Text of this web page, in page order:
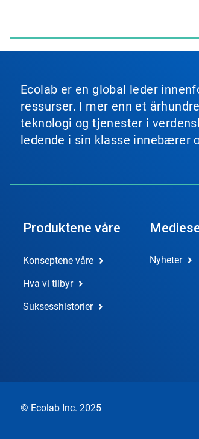
Ecolab er en global leder
ressurser. I mer enn et
teknologi og tjenester i
ledende i sin klasse innebærer
Produktene våre
Konseptene våre
Hva vi tilbyr
Suksesshistorier
Nyheter
© Ecolab Inc. 2025